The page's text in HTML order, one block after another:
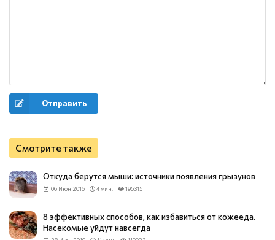
Отправить
Смотрите также
Откуда берутся мыши: источники появления грызунов
06 Июн 2016 4 мин. 195315
8 эффективных способов, как избавиться от кожееда.
Насекомые уйдут навсегда